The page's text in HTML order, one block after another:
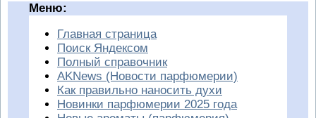
Меню:
Главная страница
Поиск Яндексом
Полный справочник
AKNews (Новости парфюмерии)
Как правильно наносить духи
Новинки парфюмерии 2025 года